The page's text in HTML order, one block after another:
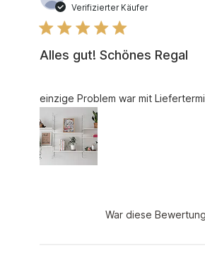
Verifizierter Käufer
Alles gut! Schönes Regal
einzige Problem war mit
read more about review
War diese